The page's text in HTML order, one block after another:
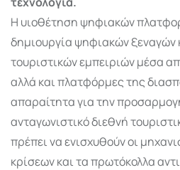
Η υιοθέτηση ψηφιακών
δημιουργία ψηφιακών ξεναγών
τουριστικών εμπειριών μέσα
αλλά και πλατφόρμες της
απαραίτητα για την
ανταγωνιστικό διεθνή
πρέπει να ενισχυθούν οι
κρίσεων και τα πρωτόκολλα